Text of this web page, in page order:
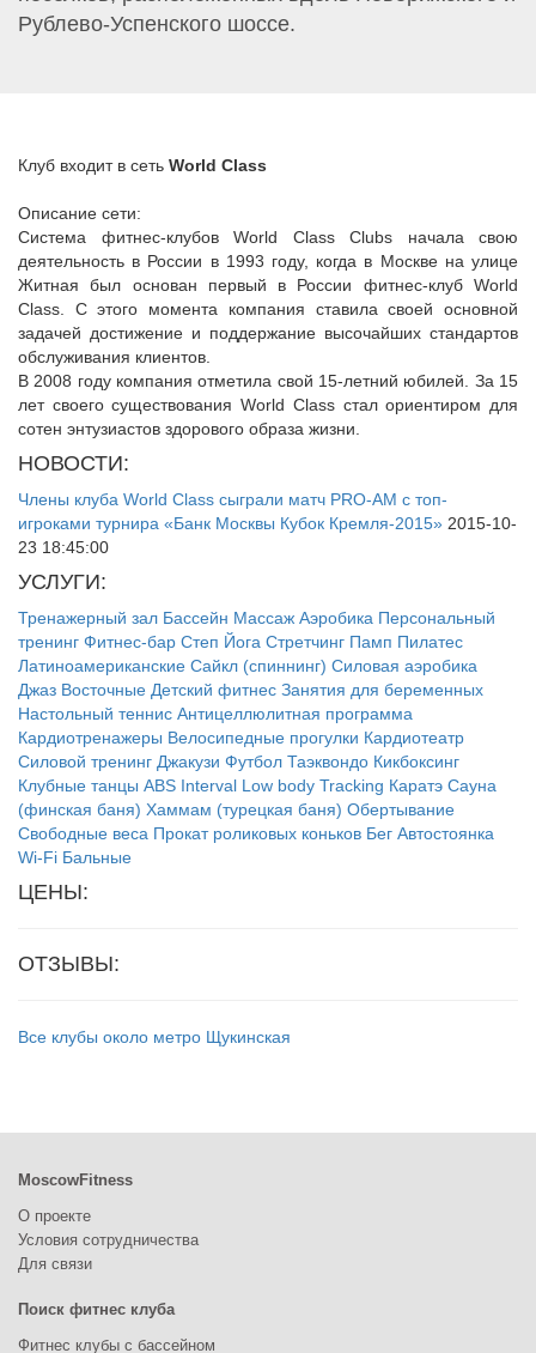
Рублево-Успенского шоссе.
Клуб входит в сеть World Class
Описание сети:
Система фитнес-клубов World Class Clubs начала свою
деятельность в России в 1993 году, когда в Москве на улице
Житная был основан первый в России фитнес-клуб World
Class. С этого момента компания ставила своей основной
задачей достижение и поддержание высочайших стандартов
обслуживания клиентов.
В 2008 году компания отметила свой 15-летний юбилей. За 15
лет своего существования World Class стал ориентиром для
сотен энтузиастов здорового образа жизни.
НОВОСТИ:
Члены клуба World Class сыграли матч PRO-AM с топ-
игроками турнира «Банк Москвы Кубок Кремля-2015» 2015-10-
23 18:45:00
УСЛУГИ:
Тренажерный зал Бассейн Массаж Аэробика Персональный
тренинг Фитнес-бар Степ Йога Стретчинг Памп Пилатес
Латиноамериканские Сайкл (спиннинг) Силовая аэробика
Джаз Восточные Детский фитнес Занятия для беременных
Настольный теннис Антицеллюлитная программа
Кардиотренажеры Велосипедные прогулки Кардиотеатр
Силовой тренинг Джакузи Футбол Таэквондо Кикбоксинг
Клубные танцы ABS Interval Low body Tracking Каратэ Сауна
(финская баня) Хаммам (турецкая баня) Обертывание
Свободные веса Прокат роликовых коньков Бег Автостоянка
Wi-Fi Бальные
ЦЕНЫ:
ОТЗЫВЫ:
Все клубы около метро Щукинская
MoscowFitness
О проекте
Условия сотрудничества
Для связи
Поиск фитнес клуба
Фитнес клубы с бассейном